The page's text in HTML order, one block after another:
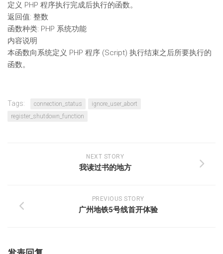
定义 PHP 程序执行完成后执行的函数。
返回值: 整数
函数种类: PHP 系统功能
内容说明
本函数向系统定义 PHP 程序 (Script) 执行结束之后所要执行的
函数。
Tags: connection_status
ignore_user_abort
register_shutdown_function
NEXT STORY
我读过书的地方
PREVIOUS STORY
广州地铁5号线首开体验